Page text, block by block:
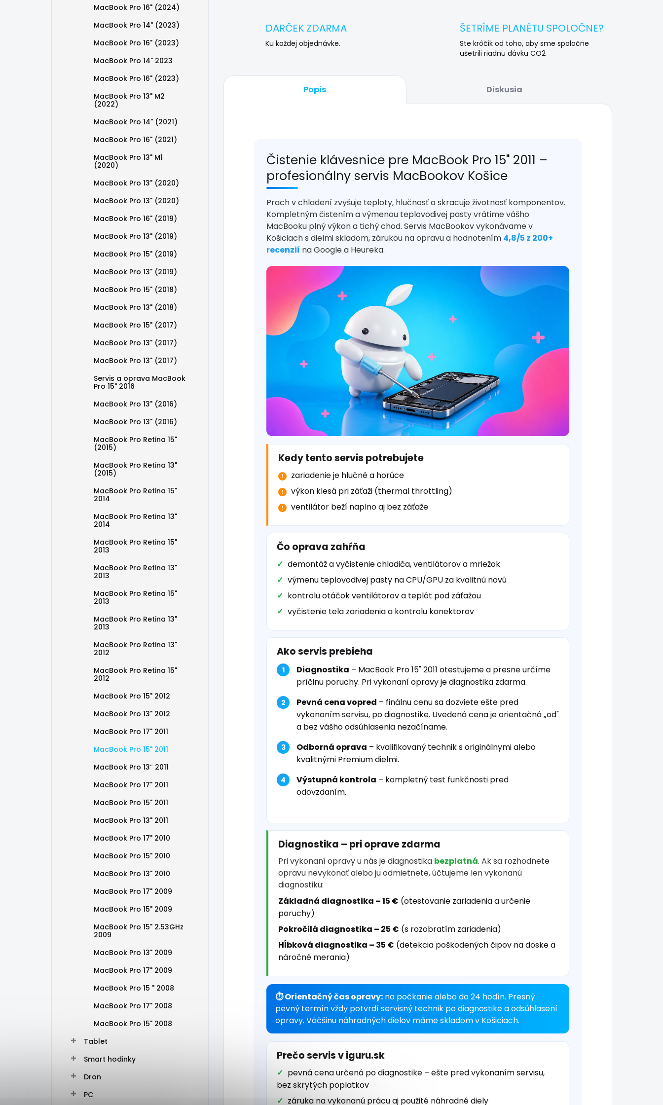
MacBook Pro 16" (2024)
MacBook Pro 14" (2023)
MacBook Pro 16" (2023)
MacBook Pro 14" 2023
MacBook Pro 16" (2023)
MacBook Pro 13" M2
(2022)
MacBook Pro 14" (2021)
MacBook Pro 16" (2021)
MacBook Pro 13" M1
(2020)
MacBook Pro 13" (2020)
MacBook Pro 13" (2020)
MacBook Pro 16" (2019)
MacBook Pro 13" (2019)
MacBook Pro 15" (2019)
MacBook Pro 13" (2019)
MacBook Pro 15" (2018)
MacBook Pro 13" (2018)
MacBook Pro 15" (2017)
MacBook Pro 13" (2017)
MacBook Pro 13" (2017)
Servis a oprava MacBook
Pro 15" 2016
MacBook Pro 13" (2016)
MacBook Pro 13" (2016)
MacBook Pro Retina 15"
(2015)
MacBook Pro Retina 13"
(2015)
MacBook Pro Retina 15"
2014
MacBook Pro Retina 13"
2014
MacBook Pro Retina 15"
2013
MacBook Pro Retina 13"
2013
MacBook Pro Retina 15"
2013
MacBook Pro Retina 13"
2013
MacBook Pro Retina 13"
2012
MacBook Pro Retina 15"
2012
MacBook Pro 15" 2012
MacBook Pro 13" 2012
MacBook Pro 17" 2011
MacBook Pro 15" 2011
MacBook Pro 13″ 2011
MacBook Pro 17" 2011
MacBook Pro 15" 2011
MacBook Pro 13" 2011
MacBook Pro 17" 2010
MacBook Pro 15" 2010
MacBook Pro 13" 2010
MacBook Pro 17" 2009
MacBook Pro 15" 2009
MacBook Pro 15" 2.53GHz
2009
MacBook Pro 13" 2009
MacBook Pro 17" 2009
MacBook Pro 15 " 2008
MacBook Pro 17" 2008
MacBook Pro 15" 2008
Tablet
Smart hodinky
Dron
PC
DARČEK ZDARMA
Ku každej objednávke.
ŠETRÍME PLANÉTU SPOLOČNE?
Ste krôčik od toho, aby sme spoločne
ušetrili riadnu dávku CO2
Popis Diskusia
Čistenie klávesnice pre MacBook Pro 15" 2011 –
profesionálny servis MacBookov Košice
Prach v chladení zvyšuje teploty, hlučnosť a skracuje životnosť komponentov.
Kompletným čistením a výmenou teplovodivej pasty vrátime vášho
MacBooku plný výkon a tichý chod. Servis MacBookov vykonávame v
Košiciach s dielmi skladom, zárukou na opravu a hodnotením 4,8/5 z 200+
recenzií na Google a Heureka.
Kedy tento servis potrebujete
zariadenie je hlučné a horúce
výkon klesá pri záťaži (thermal throttling)
ventilátor beží naplno aj bez záťaže
Čo oprava zahŕňa
demontáž a vyčistenie chladiča, ventilátorov a mriežok
výmenu teplovodivej pasty na CPU/GPU za kvalitnú novú
kontrolu otáčok ventilátorov a teplôt pod záťažou
vyčistenie tela zariadenia a kontrolu konektorov
Ako servis prebieha
Diagnostika – MacBook Pro 15" 2011 otestujeme a presne určíme
príčinu poruchy. Pri vykonaní opravy je diagnostika zdarma.
Pevná cena vopred – finálnu cenu sa dozviete ešte pred
vykonaním servisu, po diagnostike. Uvedená cena je orientačná „od"
a bez vášho odsúhlasenia nezačíname.
Odborná oprava – kvalifikovaný technik s originálnymi alebo
kvalitnými Premium dielmi.
Výstupná kontrola – kompletný test funkčnosti pred
odovzdaním.
Diagnostika – pri oprave zdarma
Pri vykonaní opravy u nás je diagnostika bezplatná. Ak sa rozhodnete
opravu nevykonať alebo ju odmietnete, účtujeme len vykonanú
diagnostiku:
Základná diagnostika – 15 € (otestovanie zariadenia a určenie
poruchy)
Pokročilá diagnostika – 25 € (s rozobratím zariadenia)
Hĺbková diagnostika – 35 € (detekcia poškodených čipov na doske a
náročné merania)
⏱ Orientačný čas opravy: na počkanie alebo do 24 hodín. Presný
pevný termín vždy potvrdí servisný technik po diagnostike a odsúhlasení
opravy. Väčšinu náhradných dielov máme skladom v Košiciach.
Prečo servis v iguru.sk
pevná cena určená po diagnostike – ešte pred vykonaním servisu,
bez skrytých poplatkov
záruka na vykonanú prácu aj použité náhradné diely